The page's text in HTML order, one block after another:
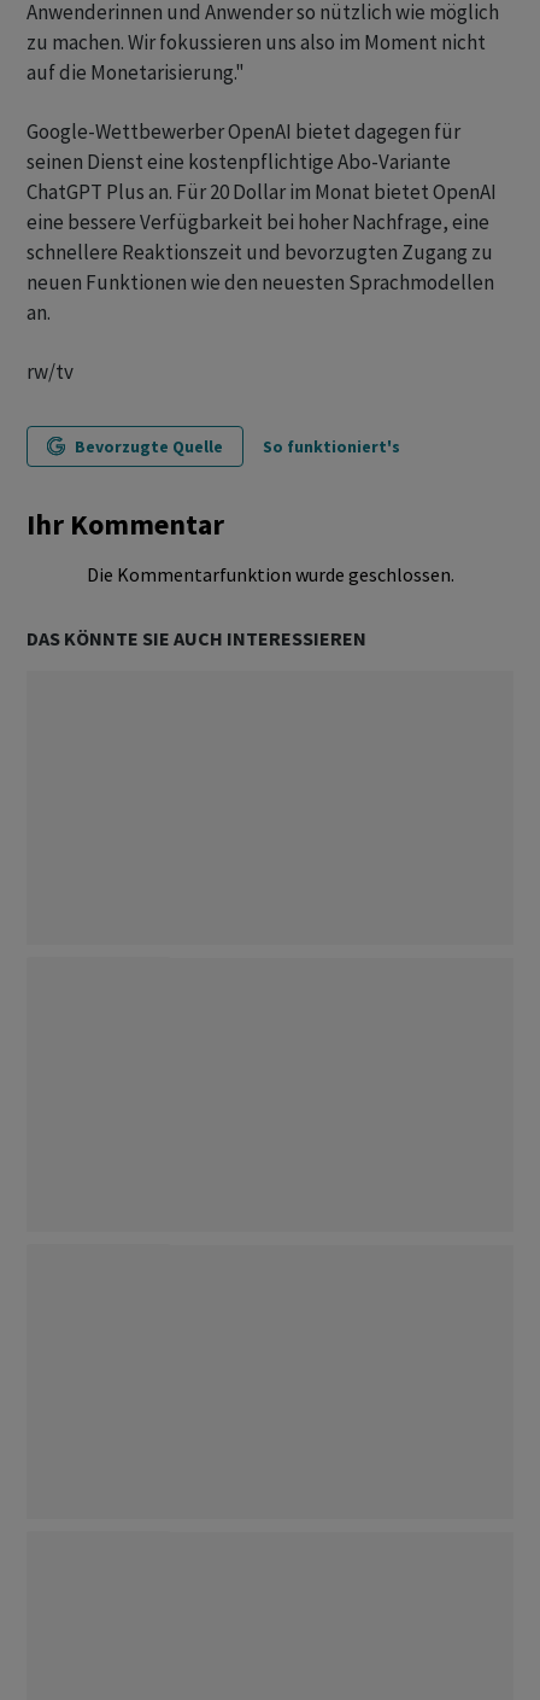
Anwenderinnen und Anwender so nützlich wie möglich
zu machen. Wir fokussieren uns also im Moment nicht
auf die Monetarisierung."
Google-Wettbewerber OpenAI bietet dagegen für
seinen Dienst eine kostenpflichtige Abo-Variante
ChatGPT Plus an. Für 20 Dollar im Monat bietet OpenAI
eine bessere Verfügbarkeit bei hoher Nachfrage, eine
schnellere Reaktionszeit und bevorzugten Zugang zu
neuen Funktionen wie den neuesten Sprachmodellen
an.
rw/tv
Bevorzugte Quelle So funktioniert's
Ihr Kommentar
Die Kommentarfunktion wurde geschlossen.
DAS KÖNNTE SIE AUCH INTERESSIEREN